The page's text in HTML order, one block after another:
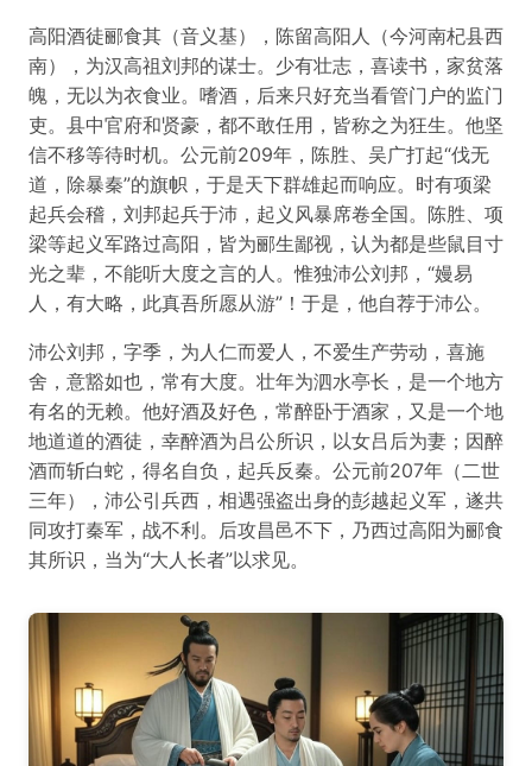
高阳酒徒郦食其（音义基），陈留高阳人（今河南杞县西
南），为汉高祖刘邦的谋士。少有壮志，喜读书，家贫落
魄，无以为衣食业。嗜酒，后来只好充当看管门户的监门
吏。县中官府和贤豪，都不敢任用，皆称之为狂生。他坚
信不移等待时机。公元前209年，陈胜、吴广打起“伐无
道，除暴秦”的旗帜，于是天下群雄起而响应。时有项梁
起兵会稽，刘邦起兵于沛，起义风暴席卷全国。陈胜、项
梁等起义军路过高阳，皆为郦生鄙视，认为都是些鼠目寸
光之辈，不能听大度之言的人。惟独沛公刘邦，“嫚易
人，有大略，此真吾所愿从游”！于是，他自荐于沛公。
沛公刘邦，字季，为人仁而爱人，不爱生产劳动，喜施
舍，意豁如也，常有大度。壮年为泗水亭长，是一个地方
有名的无赖。他好酒及好色，常醉卧于酒家，又是一个地
地道道的酒徒，幸醉酒为吕公所识，以女吕后为妻；因醉
酒而斩白蛇，得名自负，起兵反秦。公元前207年（二世
三年），沛公引兵西，相遇强盗出身的彭越起义军，遂共
同攻打秦军，战不利。后攻昌邑不下，乃西过高阳为郦食
其所识，当为“大人长者”以求见。